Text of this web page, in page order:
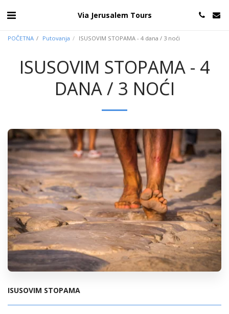
Via Jerusalem Tours
POČETNA Putovanja ISUSOVIM STOPAMA - 4 dana / 3 noći
ISUSOVIM STOPAMA - 4
DANA / 3 NOĆI
ISUSOVIM STOPAMA